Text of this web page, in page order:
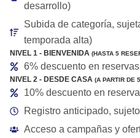
desarrollo)
Subida de categoría,
temporada alta)
NIVEL 1 - BIENVENIDA (HASTA 5
6% descuento en
NIVEL 2 - DESDE CASA (A PARTIR DE
10% descuento en
Registro anticipado,
Acceso a campañas y